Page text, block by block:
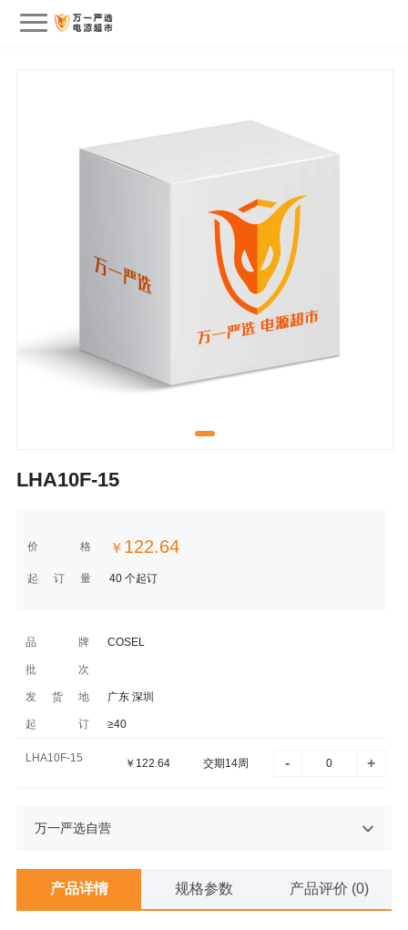
LHA10F-15
价格 ￥ 122.64
起订量 40 个起订
品牌 COSEL
批次
发货地 广东 深圳
起订 ≥40
LHA10F-15 ￥ 122.64 交期14周 - +
万一严选自营
产品详情 规格参数 产品评价 (0)